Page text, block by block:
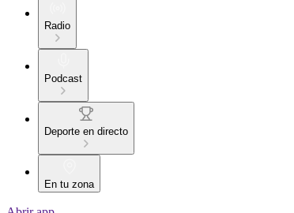
Radio
Podcast
Deporte en directo
En tu zona